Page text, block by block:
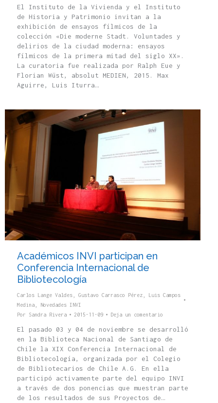
El Instituto de la Vivienda y el Instituto
de Historia y Patrimonio invitan a la
exhibición de ensayos fílmicos de la
colección «Die moderne Stadt. Voluntades y
delirios de la ciudad moderna: ensayos
fílmicos de la primera mitad del siglo XX».
La curatoria fue realizada por Ralph Eue y
Florian Wüst, absolut MEDIEN, 2015. Max
Aguirre, Luis Iturra…
Académicos INVI participan en
Conferencia Internacional de
Bibliotecología
Carlos Lange Valdes Gustavo Carrasco Pérez
Luis Campos
Medina
Novedades INVI
Por Sandra Rivera 2015-11-09 Deja un comentario
El pasado 03 y 04 de noviembre se desarrolló
en la Biblioteca Nacional de Santiago de
Chile la XIX Conferencia Internacional de
Bibliotecología, organizada por el Colegio
de Bibliotecarios de Chile A.G. En ella
participó activamente parte del equipo INVI
a través de dos ponencias que muestran parte
de los resultados de sus Proyectos de…